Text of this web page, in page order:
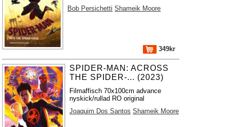
Bob Persichetti Shameik Moore
349kr
SPIDER-MAN: ACROSS
THE SPIDER-... (2023)
Filmaffisch 70x100cm advance
nyskick/rullad RO original
Joaquim Dos Santos Shameik Moore